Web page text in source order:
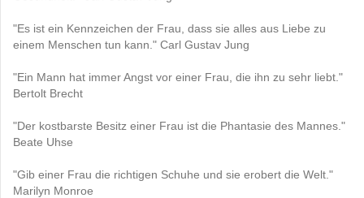
"Es ist ein Kennzeichen der Frau, dass sie alles aus Liebe zu
einem Menschen tun kann." Carl Gustav Jung
"Ein Mann hat immer Angst vor einer Frau, die ihn zu sehr liebt."
Bertolt Brecht
"Der kostbarste Besitz einer Frau ist die Phantasie des Mannes."
Beate Uhse
"Gib einer Frau die richtigen Schuhe und sie erobert die Welt."
Marilyn Monroe